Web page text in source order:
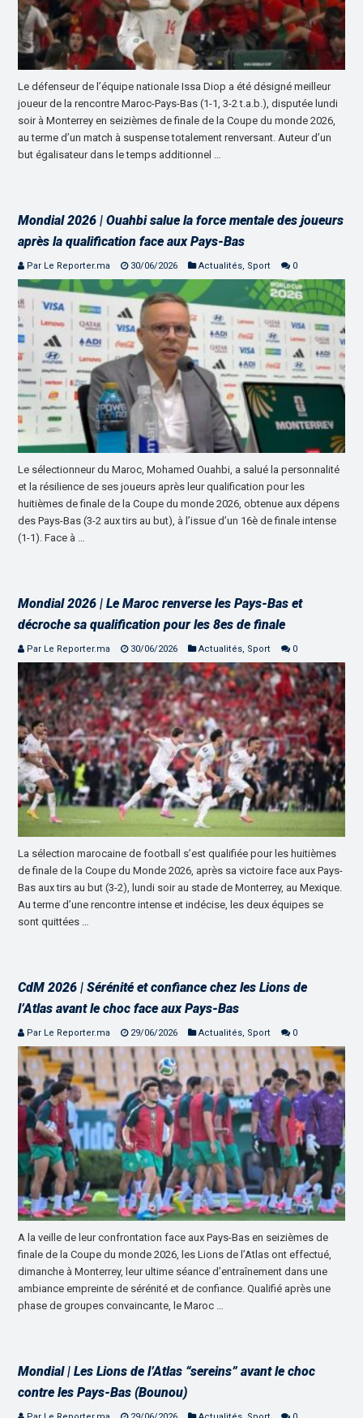
Le défenseur de l’équipe nationale Issa Diop a été désigné meilleur
joueur de la rencontre Maroc-Pays-Bas (1-1, 3-2 t.a.b.), disputée lundi
soir à Monterrey en seizièmes de finale de la Coupe du monde 2026,
au terme d’un match à suspense totalement renversant. Auteur d’un
but égalisateur dans le temps additionnel …
Mondial 2026 | Ouahbi salue la force mentale des joueurs
après la qualification face aux Pays-Bas
Par Le Reporter.ma 30/06/2026 Actualités Sport 0
Le sélectionneur du Maroc, Mohamed Ouahbi, a salué la personnalité
et la résilience de ses joueurs après leur qualification pour les
huitièmes de finale de la Coupe du monde 2026, obtenue aux dépens
des Pays-Bas (3-2 aux tirs au but), à l’issue d’un 16è de finale intense
(1-1). Face à …
Mondial 2026 | Le Maroc renverse les Pays-Bas et
décroche sa qualification pour les 8es de finale
Par Le Reporter.ma 30/06/2026 Actualités, Sport 0
La sélection marocaine de football s’est qualifiée pour les huitièmes
de finale de la Coupe du Monde 2026, après sa victoire face aux Pays-
Bas aux tirs au but (3-2), lundi soir au stade de Monterrey, au Mexique.
Au terme d’une rencontre intense et indécise, les deux équipes se
sont quittées …
CdM 2026 | Sérénité et confiance chez les Lions de
l’Atlas avant le choc face aux Pays-Bas
Par Le Reporter.ma 29/06/2026 Actualités, Sport 0
A la veille de leur confrontation face aux Pays-Bas en seizièmes de
finale de la Coupe du monde 2026, les Lions de l’Atlas ont effectué,
dimanche à Monterrey, leur ultime séance d’entraînement dans une
ambiance empreinte de sérénité et de confiance. Qualifié après une
phase de groupes convaincante, le Maroc …
Mondial | Les Lions de l’Atlas “sereins” avant le choc
contre les Pays-Bas (Bounou)